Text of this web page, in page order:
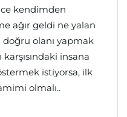
kendimden
ağır geldi ne yalan
olanı yapmak
insana
istiyorsa, ilk
olmalı..